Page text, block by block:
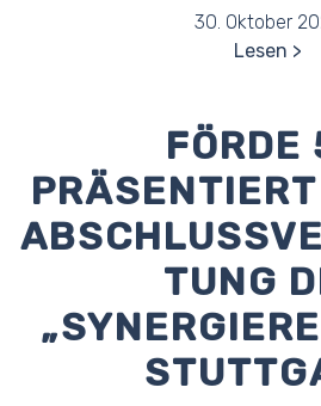
30. Oktober
Lesen
FÖRDE
TUNG